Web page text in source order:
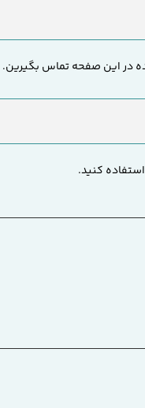
در این صفحه تماس بگیرین.
کنید.